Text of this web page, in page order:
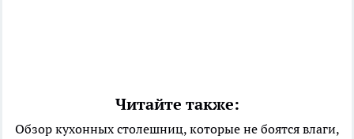
Читайте также:
Обзор кухонных столешниц, которые не боятся влаги,